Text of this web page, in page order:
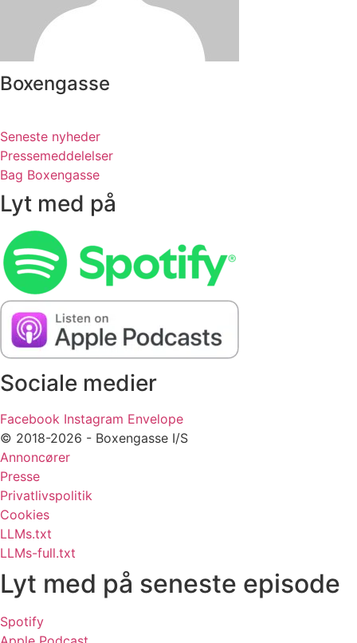
Boxengasse
Seneste nyheder
Pressemeddelelser
Bag Boxengasse
Lyt med på
Sociale medier
Facebook Instagram Envelope
© 2018-2026 - Boxengasse I/S
Annoncører
Presse
Privatlivspolitik
Cookies
LLMs.txt
LLMs-full.txt
Lyt med på seneste episode
Spotify